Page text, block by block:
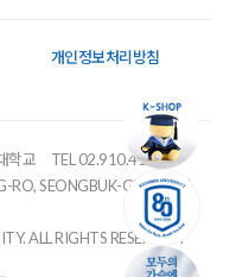
개인정보처리방침
학교
TEL 02.910.4114
SEONGBUK-GU, SEOUL,
ALL RIGHTS RESERVED.